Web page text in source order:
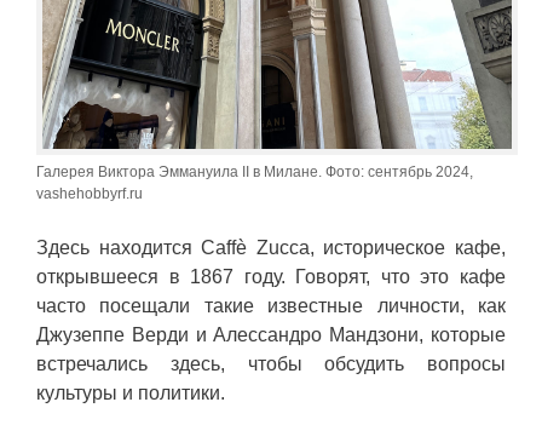
Галерея Виктора Эммануила II в Милане. Фото: сентябрь 2024,
vashehobbyrf.ru
Здесь находится Caffè Zucca, историческое кафе,
открывшееся в 1867 году. Говорят, что это кафе
часто посещали такие известные личности, как
Джузеппе Верди и Алессандро Мандзони, которые
встречались здесь, чтобы обсудить вопросы
культуры и политики.